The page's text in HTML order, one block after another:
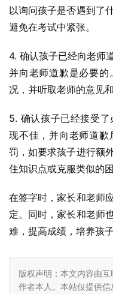
以询问孩子是否遇到了
避免在考试中紧张。
4. 确认孩子已经向老师
并向老师道歉是必要
况，并听取老师的意见和
5. 确认孩子已经接受
现不佳，并向老师道
罚，如要求孩子进行额
住知识点或克服类似的困
在签字时，家长和老师
定。同时，家长和老师
难，提高成绩，培养孩
版权声明：本文内容由
作者本人。本站仅提供